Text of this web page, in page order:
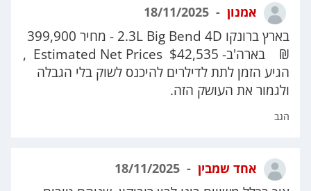
אמנון
בארץ ברונקו 2.3L Big Bend 4D - מחיר 399,900
₪ בארה'ב- $42,535 Estimated Net Prices ,
הגיע הזמן לתת לדילרים להיכנס לשוק בלי הגבלה
ולגמור את העושק הזה.
הגב
אחד שמבין